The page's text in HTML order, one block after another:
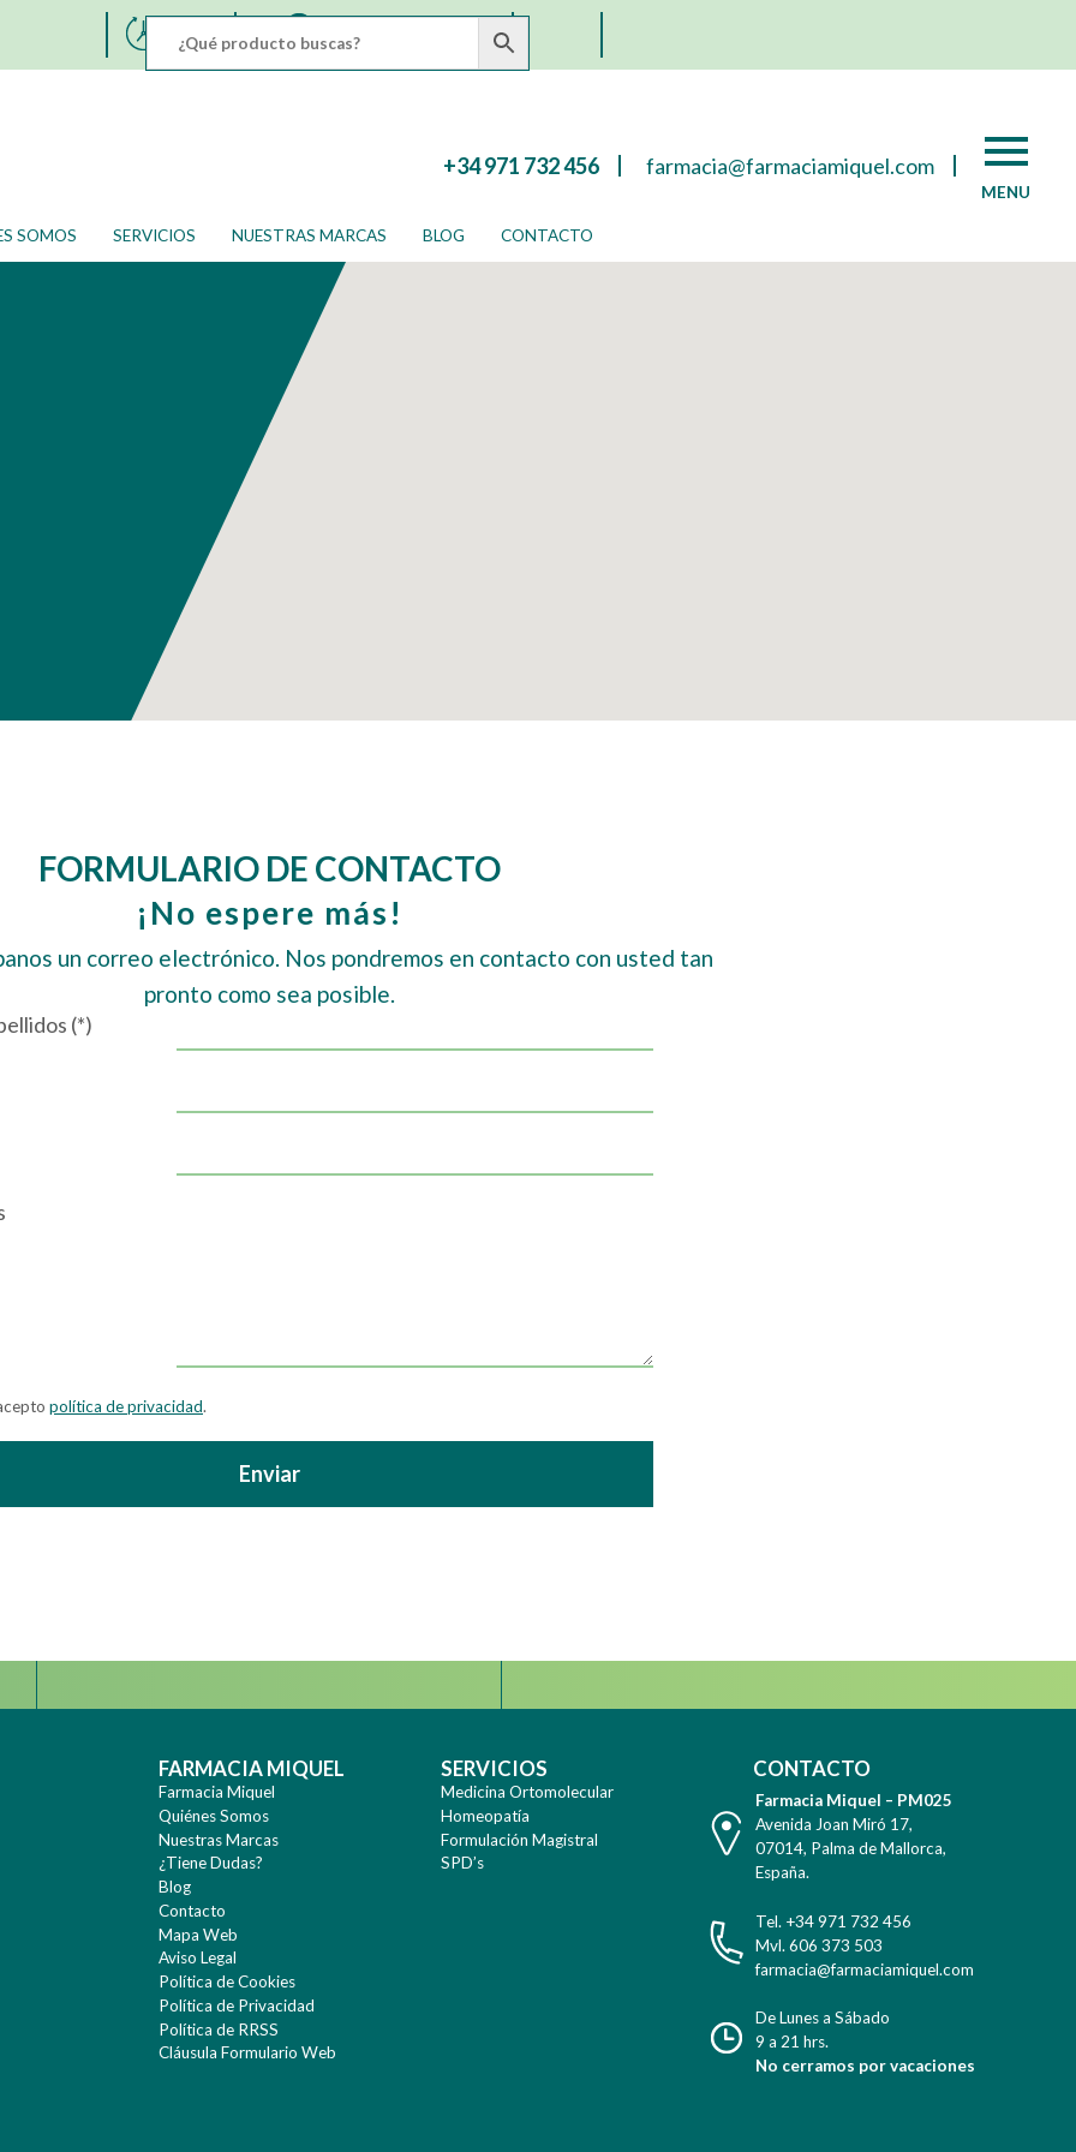
09-21h
WhatsApp 606 373 503
+34 971 732 456 farmacia@farmaciamiquel.com
MENU
SOMOS SERVICIOS NUESTRAS MARCAS BLOG CONTACTO
FORMULARIO DE CONTACTO
¡No espere más!
un correo electrónico. Nos pondremos en contacto con usted tan
pronto como sea posible.
(*)
política de privacidad.
FARMACIA MIQUEL
Farmacia Miquel
Quiénes Somos
Nuestras Marcas
¿Tiene Dudas?
Blog
Contacto
Mapa Web
Aviso Legal
Política de Cookies
Política de Privacidad
Política de RRSS
Cláusula Formulario Web
SERVICIOS
Medicina Ortomolecular
Homeopatía
Formulación Magistral
SPD’s
CONTACTO
Farmacia Miquel – PM025
Avenida Joan Miró 17,
07014, Palma de Mallorca,
España.
Tel. +34 971 732 456
Mvl. 606 373 503
farmacia@farmaciamiquel.com
De Lunes a Sábado
9 a 21 hrs.
No cerramos por vacaciones